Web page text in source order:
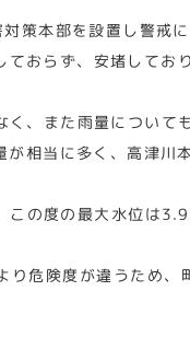
本部を設置し警戒に
おらず、安堵しており
、また雨量につい
相当に多く、高津川
の度の最大水位は
危険度が違うため